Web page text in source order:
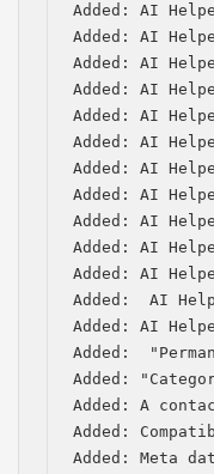
Added: AI
Added: AI
Added: AI
Added: AI
Added: AI
Added: AI
Added: AI
Added: AI
Added: AI
Added: AI
Added: AI
Added:  AI
Added: AI
Added:
Added:
Added: A
Added:
Added: Meta